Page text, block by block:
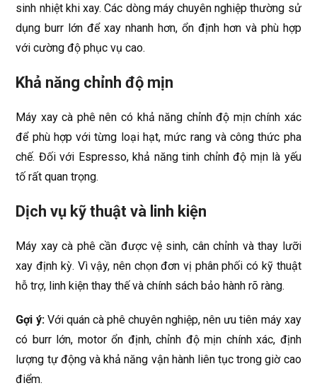
sinh nhiệt khi xay. Các dòng máy chuyên nghiệp thường sử
dụng burr lớn để xay nhanh hơn, ổn định hơn và phù hợp
với cường độ phục vụ cao.
Khả năng chỉnh độ mịn
Máy xay cà phê nên có khả năng chỉnh độ mịn chính xác
để phù hợp với từng loại hạt, mức rang và công thức pha
chế. Đối với Espresso, khả năng tinh chỉnh độ mịn là yếu
tố rất quan trọng.
Dịch vụ kỹ thuật và linh kiện
Máy xay cà phê cần được vệ sinh, cân chỉnh và thay lưỡi
xay định kỳ. Vì vậy, nên chọn đơn vị phân phối có kỹ thuật
hỗ trợ, linh kiện thay thế và chính sách bảo hành rõ ràng.
Gợi ý:Với quán cà phê chuyên nghiệp, nên ưu tiên máy xay
có burr lớn, motor ổn định, chỉnh độ mịn chính xác, định
lượng tự động và khả năng vận hành liên tục trong giờ cao
điểm.